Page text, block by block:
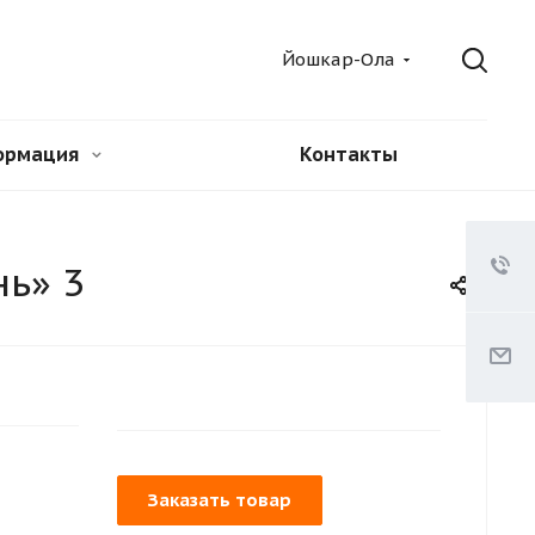
Йошкар-Ола
Контакты
3
Заказать товар